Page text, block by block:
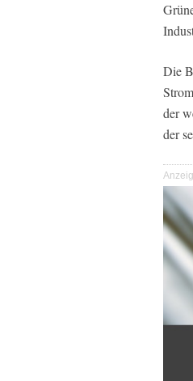
Die
der
der